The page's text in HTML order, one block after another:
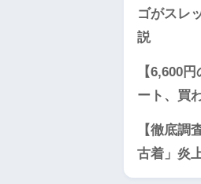
ゴがスレ
説
【6,600
ート、買
【徹底調
古着」炎